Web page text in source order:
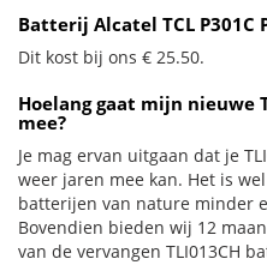
Batterij Alcatel TCL P301C
Dit kost bij ons € 25.50.
Hoelang gaat mijn nieuwe
mee?
Je mag ervan uitgaan dat je
weer jaren mee kan. Het is
batterijen van nature minder
Bovendien bieden wij 12
van de vervangen TLI013CH